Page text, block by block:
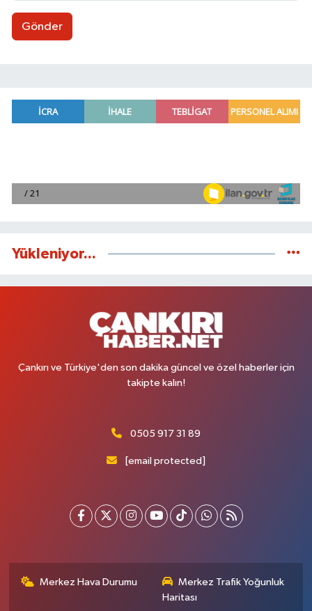
Gönder
Yükleniyor...
Çankırı ve Türkiye'den son dakika güncel ve özel haberler için
takipte kalın!
0505 917 31 89
[email protected]
Merkez Hava Durumu
Merkez Trafik Yoğunluk
Haritası